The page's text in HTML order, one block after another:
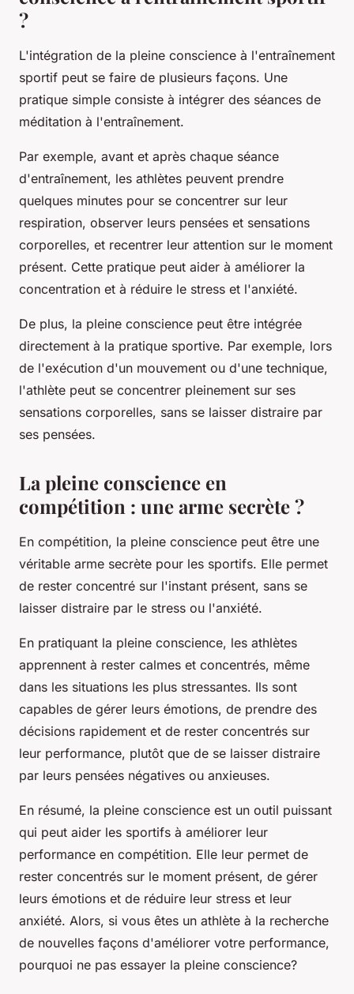
?
L'intégration de la pleine conscience à l'entraînement
sportif peut se faire de plusieurs façons. Une
pratique simple consiste à intégrer des séances de
méditation à l'entraînement.
Par exemple, avant et après chaque séance
d'entraînement, les athlètes peuvent prendre
quelques minutes pour se concentrer sur leur
respiration, observer leurs pensées et sensations
corporelles, et recentrer leur attention sur le moment
présent. Cette pratique peut aider à améliorer la
concentration et à réduire le stress et l'anxiété.
De plus, la pleine conscience peut être intégrée
directement à la pratique sportive. Par exemple, lors
de l'exécution d'un mouvement ou d'une technique,
l'athlète peut se concentrer pleinement sur ses
sensations corporelles, sans se laisser distraire par
ses pensées.
La pleine conscience en
compétition : une arme secrète ?
En compétition, la pleine conscience peut être une
véritable arme secrète pour les sportifs. Elle permet
de rester concentré sur l'instant présent, sans se
laisser distraire par le stress ou l'anxiété.
En pratiquant la pleine conscience, les athlètes
apprennent à rester calmes et concentrés, même
dans les situations les plus stressantes. Ils sont
capables de gérer leurs émotions, de prendre des
décisions rapidement et de rester concentrés sur
leur performance, plutôt que de se laisser distraire
par leurs pensées négatives ou anxieuses.
En résumé, la pleine conscience est un outil puissant
qui peut aider les sportifs à améliorer leur
performance en compétition. Elle leur permet de
rester concentrés sur le moment présent, de gérer
leurs émotions et de réduire leur stress et leur
anxiété. Alors, si vous êtes un athlète à la recherche
de nouvelles façons d'améliorer votre performance,
pourquoi ne pas essayer la pleine conscience?